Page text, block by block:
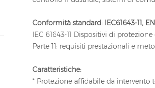
Conformità standard: IEC61643-11,
IEC 61643-11 Dispositivi di
Parte 11: requisiti prestazionali e
Caratteristiche:
* Protezione affidabile da intervento